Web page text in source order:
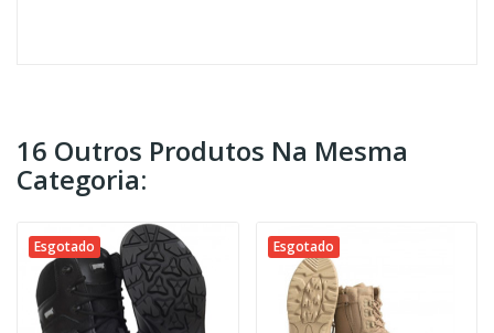
16 Outros Produtos Na Mesma
Categoria:
Esgotado Esgotado